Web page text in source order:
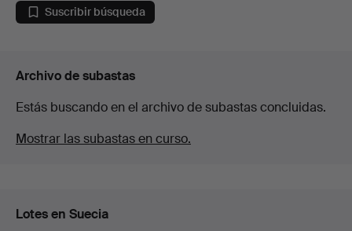
Suscribir búsqueda
Archivo de subastas
Estás buscando en el archivo de subastas concluidas.
Mostrar las subastas en curso.
Lotes en Suecia